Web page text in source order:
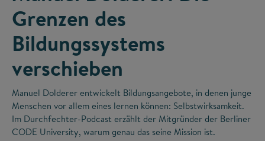
Grenzen des
Bildungssystems
verschieben
Manuel Dolderer entwickelt Bildungsangebote, in denen junge
Menschen vor allem eines lernen können: Selbstwirksamkeit.
Im Durchfechter-Podcast erzählt der Mitgründer der Berliner
CODE University, warum genau das seine Mission ist.